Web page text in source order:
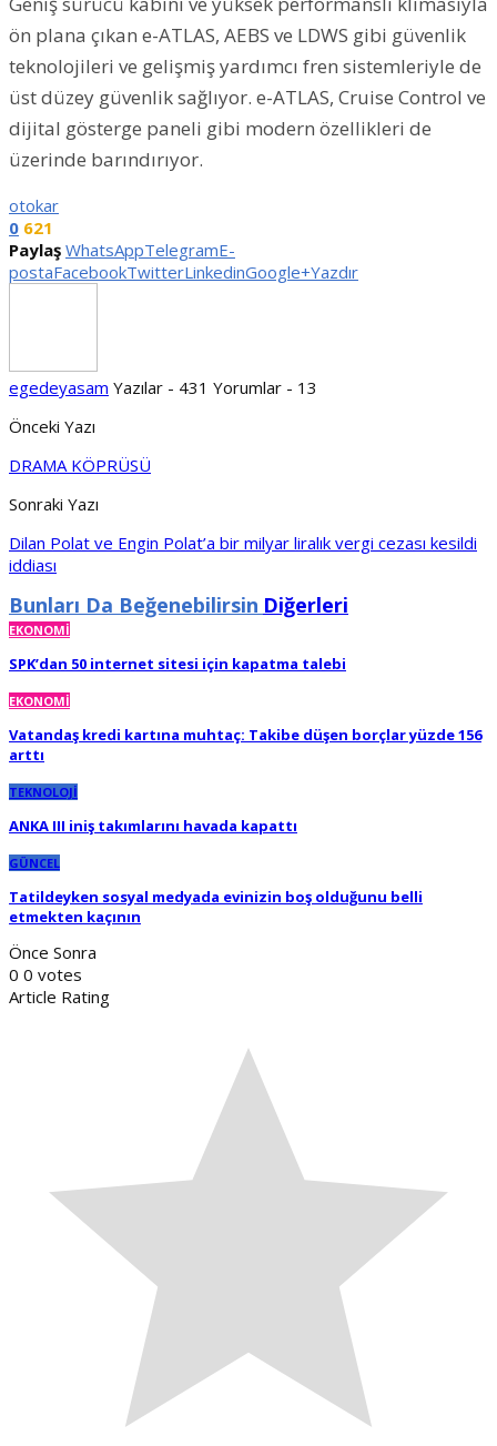
ön plana çıkan e-ATLAS, AEBS ve LDWS gibi güvenlik
teknolojileri ve gelişmiş yardımcı fren sistemleriyle de
üst düzey güvenlik sağlıyor. e-ATLAS, Cruise Control ve
dijital gösterge paneli gibi modern özellikleri de
üzerinde barındırıyor.
otokar
0 621
Paylaş WhatsAppTelegramE-
postaFacebookTwitterLinkedinGoogle+Yazdır
egedeyasam Yazılar - 431 Yorumlar - 13
Önceki Yazı
DRAMA KÖPRÜSÜ
Sonraki Yazı
Dilan Polat ve Engin Polat’a bir milyar liralık vergi cezası kesildi
iddiası
Bunları Da Beğenebilirsin Diğerleri
EKONOMİ
SPK’dan 50 internet sitesi için kapatma talebi
EKONOMİ
Vatandaş kredi kartına muhtaç: Takibe düşen borçlar yüzde 156
arttı
TEKNOLOJİ
ANKA III iniş takımlarını havada kapattı
GÜNCEL
Tatildeyken sosyal medyada evinizin boş olduğunu belli
etmekten kaçının
Önce Sonra
0 0 votes
Article Rating